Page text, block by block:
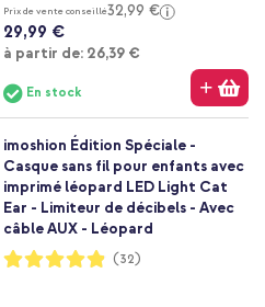
Prix de vente conseillé32,99 €
29,99 €
à partir de: À partir de
26,39 €
En stock
imoshion Édition Spéciale -
Casque sans fil pour enfants avec
imprimé léopard LED Light Cat
Ear - Limiteur de décibels - Avec
câble AUX - Léopard
Notation:
97%
(32)